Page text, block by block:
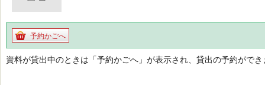
予約かごへ
資料が貸出中のときは「予約かごへ」が表示され、貸出の予約ができ